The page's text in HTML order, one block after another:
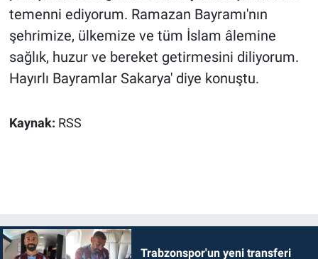
temenni ediyorum. Ramazan Bayramı'nın
şehrimize, ülkemize ve tüm İslam âlemine
sağlık, huzur ve bereket getirmesini diliyorum.
Hayırlı Bayramlar Sakarya' diye konuştu.
Kaynak: RSS
Trabzonspor'un yeni transferi